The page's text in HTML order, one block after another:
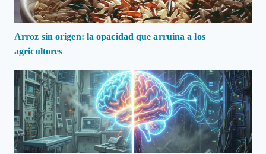
Arroz sin origen: la opacidad que arruina a los
agricultores